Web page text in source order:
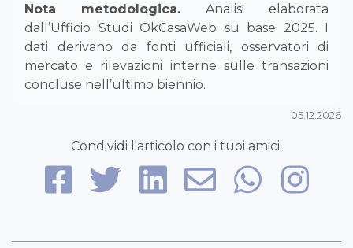
Nota metodologica. Analisi elaborata
dall’Ufficio Studi OkCasaWeb su base 2025. I
dati derivano da fonti ufficiali, osservatori di
mercato e rilevazioni interne sulle transazioni
concluse nell’ultimo biennio.
05.12.2026
Condividi l'articolo con i tuoi amici: